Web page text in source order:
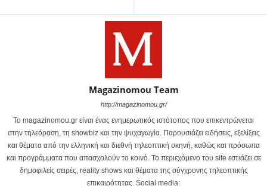
Magazinomou Team
http://magazinomou.gr/
Το magazinomou.gr είναι ένας ενημερωτικός ιστότοπος που επικεντρώνεται
στην τηλεόραση, τη showbiz και την ψυχαγωγία. Παρουσιάζει ειδήσεις, εξελίξεις
και θέματα από την ελληνική και διεθνή τηλεοπτική σκηνή, καθώς και πρόσωπα
και προγράμματα που απασχολούν το κοινό. Το περιεχόμενο του site εστιάζει σε
δημοφιλείς σειρές, reality shows και θέματα της σύγχρονης τηλεοπτικής
επικαιρότητας. Social media: